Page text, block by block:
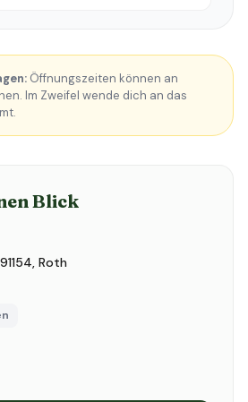
Öffnungszeiten können an
Im Zweifel wende dich an das
Blick
Roth